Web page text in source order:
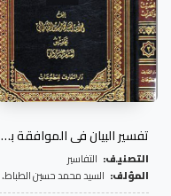
تفسير البيان في الموافقة بين الحديث والقرآن- ج6
التصنيف: التفاسير
المؤلف: السيد محمد حسين الطباطبائي